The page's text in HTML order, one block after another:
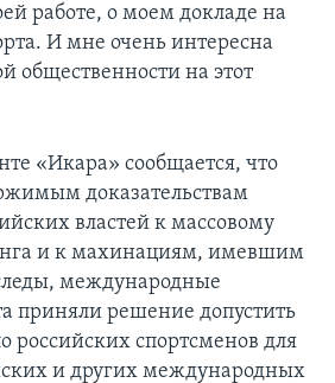
работе, о моем докладе на
И мне очень интересна
общественности на этот
«Икара» сообщается, что
доказательствам
властей к массовому
и к махинациям, имевшим
международные
приняли решение допустить
российских спортсменов для
и других международных